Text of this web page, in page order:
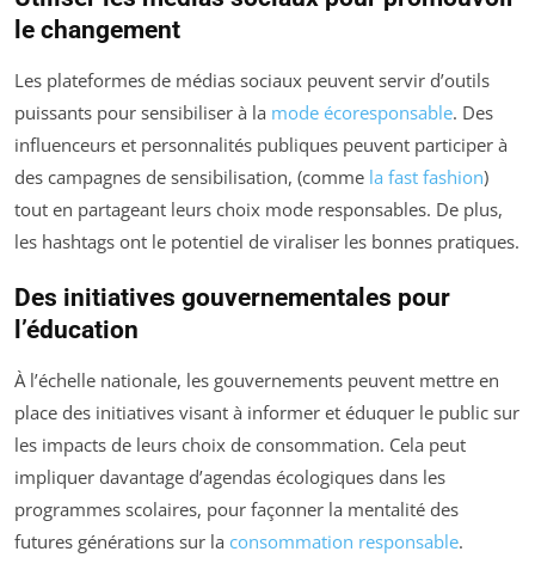
le changement
Les plateformes de médias sociaux peuvent servir d’outils
puissants pour sensibiliser à la mode écoresponsable. Des
influenceurs et personnalités publiques peuvent participer à
des campagnes de sensibilisation, (comme la fast fashion)
tout en partageant leurs choix mode responsables. De plus,
les hashtags ont le potentiel de viraliser les bonnes pratiques.
Des initiatives gouvernementales pour
l’éducation
À l’échelle nationale, les gouvernements peuvent mettre en
place des initiatives visant à informer et éduquer le public sur
les impacts de leurs choix de consommation. Cela peut
impliquer davantage d’agendas écologiques dans les
programmes scolaires, pour façonner la mentalité des
futures générations sur la consommation responsable.